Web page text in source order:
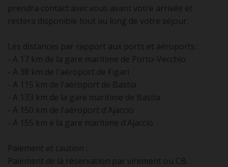
prendra contact avec vous avant votre arrivée et
restera disponible tout au long de votre séjour.
Les distances par rapport aux ports et aéroports :
- A 17 km de la gare maritime de Porto-Vecchio
- A 38 km de l'aéroport de Figari
- A 115 km de l'aéroport de Bastia
- A 133 km de la gare maritime de Bastia
- A 150 km de l'aéroport d'Ajaccio
- A 155 km e la gare maritime d'Ajaccio
Paiement et caution :
Paiement de la réservation par virement ou CB.